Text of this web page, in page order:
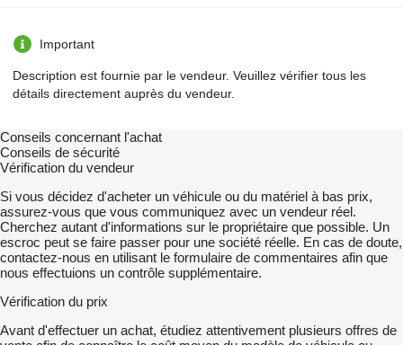
Important
Description est fournie par le vendeur. Veuillez vérifier tous les
détails directement auprès du vendeur.
Conseils concernant l'achat
Conseils de sécurité
Vérification du vendeur
Si vous décidez d'acheter un véhicule ou du matériel à bas prix,
assurez-vous que vous communiquez avec un vendeur réel.
Cherchez autant d'informations sur le propriétaire que possible. Un
escroc peut se faire passer pour une société réelle. En cas de doute,
contactez-nous en utilisant le formulaire de commentaires afin que
nous effectuions un contrôle supplémentaire.
Vérification du prix
Avant d'effectuer un achat, étudiez attentivement plusieurs offres de